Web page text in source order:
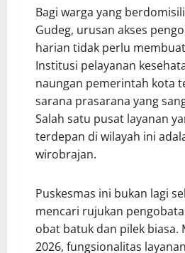
Bagi warga yang
Gudeg, urusan akses
harian tidak perlu
Institusi pelayanan
naungan pemerintah kota
sarana prasarana yang
Salah satu pusat layanan
terdepan di wilayah ini
wirobrajan.
Puskesmas ini bukan lagi
mencari rujukan
obat batuk dan pilek biasa.
2026, fungsionalitas